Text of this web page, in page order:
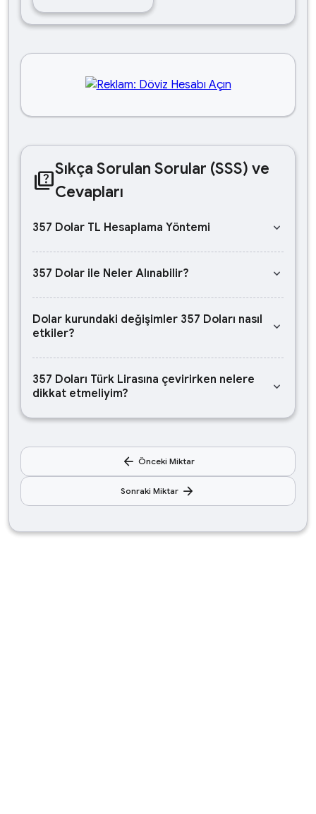
quizSıkça Sorulan Sorular (SSS) ve
Cevapları
357 Dolar TL Hesaplama Yöntemi keyboard_arrow_down
357 Dolar ile Neler Alınabilir? keyboard_arrow_down
Dolar kurundaki değişimler 357 Doları nasıl
etkiler?
keyboard_arrow_down
357 Doları Türk Lirasına çevirirken nelere
dikkat etmeliyim?
keyboard_arrow_down
arrow_back Önceki Miktar
Sonraki Miktar arrow_forward